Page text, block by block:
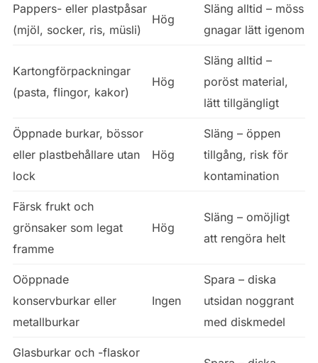
Pappers- eller plastpåsar
(mjöl, socker, ris, müsli)
Hög
Släng alltid – möss
gnagar lätt igenom
Kartongförpackningar
(pasta, flingor, kakor)
Hög
Släng alltid –
poröst material,
lätt tillgängligt
Öppnade burkar, bössor
eller plastbehållare utan
lock
Hög
Släng – öppen
tillgång, risk för
kontamination
Färsk frukt och
grönsaker som legat
framme
Hög
Släng – omöjligt
att rengöra helt
Oöppnade
konservburkar eller
metallburkar
Ingen
Spara – diska
utsidan noggrant
med diskmedel
Glasburkar och -flaskor